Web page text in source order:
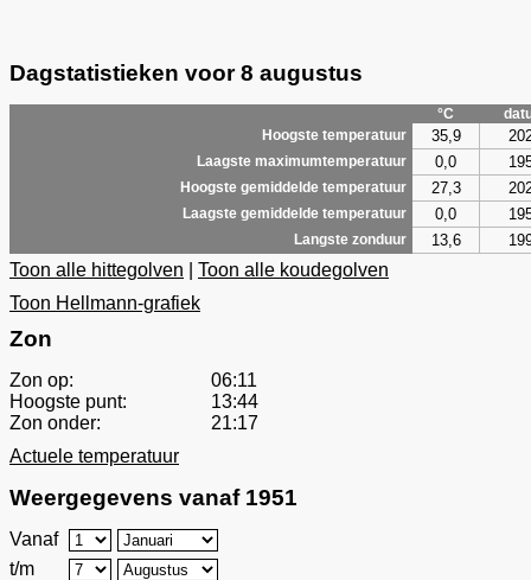
Dagstatistieken voor 8 augustus
°C
Hoogste temperatuur
35,9
Laagste maximumtemperatuur 0,0
Hoogste gemiddelde temperatuur 27,3
Laagste gemiddelde temperatuur 0,0
Langste zonduur 13,6
Toon alle hittegolven
Toon alle koudegolven
Toon Hellmann-grafiek
Zon
Zon op:
06:11
Hoogste punt:
13:44
Zon onder:
21:17
Actuele temperatuur
Weergegevens vanaf 1951
Vanaf
t/m